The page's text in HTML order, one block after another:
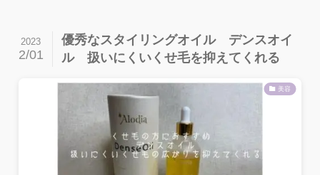
優秀なスタイリングオイル デンスオイ
ル 扱いにくいくせ毛を抑えてくれる
2023
2/01
美容